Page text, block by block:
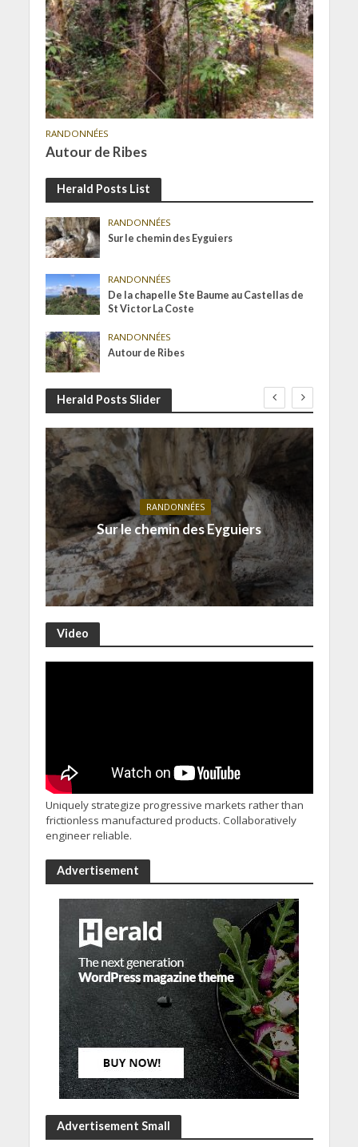
RANDONNÉES
Autour de Ribes
Herald Posts List
RANDONNÉES
Sur le chemin des Eyguiers
RANDONNÉES
De la chapelle Ste Baume au Castellas de
St Victor La Coste
RANDONNÉES
Autour de Ribes
Herald Posts Slider
RANDONNÉES
Sur le chemin des Eyguiers
Video
Uniquely strategize progressive markets rather than
frictionless manufactured products. Collaboratively
engineer reliable.
Advertisement
Advertisement Small